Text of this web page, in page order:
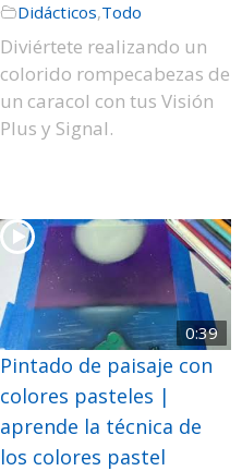
Didácticos,Todo
Diviértete realizando un
colorido rompecabezas de
un caracol con tus Visión
Plus y Signal.
0:39
Pintado de paisaje con
colores pasteles |
aprende la técnica de
los colores pastel